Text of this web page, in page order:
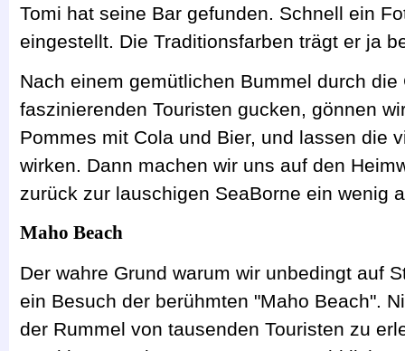
Tomi hat seine Bar gefunden. Schnell ein
eingestellt. Die Traditionsfarben trägt er ja
Nach einem gemütlichen Bummel durch
faszinierenden Touristen gucken, gönnen
Pommes mit Cola und Bier, und lassen die
wirken. Dann machen wir uns auf den
zurück zur lauschigen SeaBorne ein wenig
Maho Beach
Der wahre Grund warum wir unbedingt auf
ein Besuch der berühmten "Maho Beach".
der Rummel von tausenden Touristen zu